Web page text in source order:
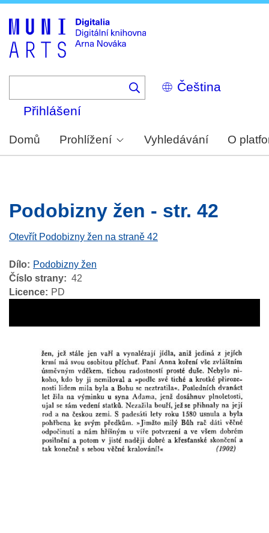
Select
your
Přihlášení
Domů Prohlížení Vyhledávání O
Podobizny žen - str. 42
Otevřít Podobizny žen na straně 42
Dílo
Podobizny žen
Číslo strany
42
Licence
PD